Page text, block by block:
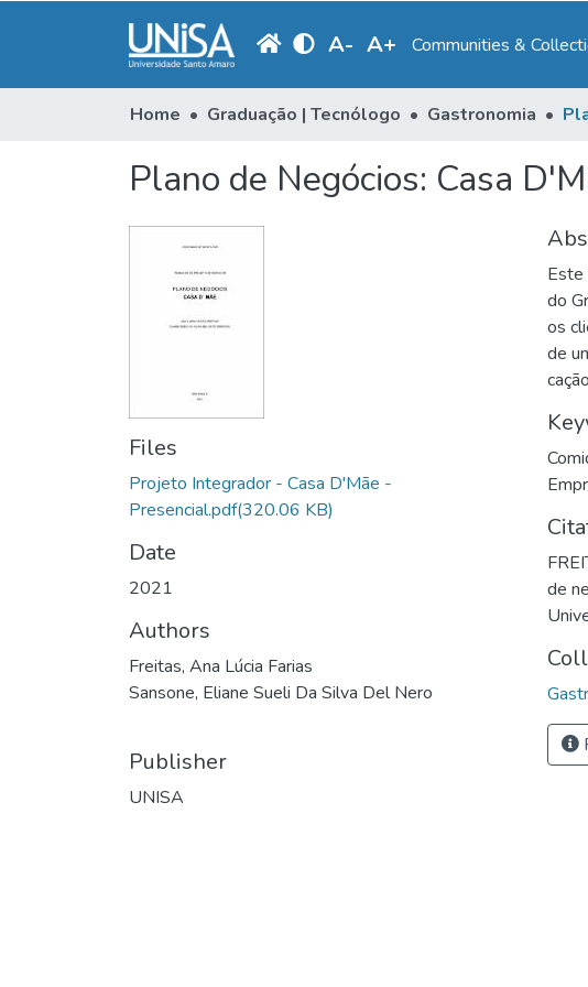
A- A+ Communities &
Home Graduação | Tecnólogo Gastronomia
Plano de Negócios: Casa
Files
Projeto Integrador - Casa D'Mãe -
Presencial.pdf(320.06 KB)
Date
2021
Authors
Freitas, Ana Lúcia Farias
Sansone, Eliane Sueli Da Silva Del Nero
Publisher
UNISA
Este
do
os
de
de